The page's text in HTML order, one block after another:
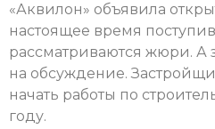
«Аквилон» объявила
настоящее время
рассматриваются жюри. А
на обсуждение.
начать работы по
году.